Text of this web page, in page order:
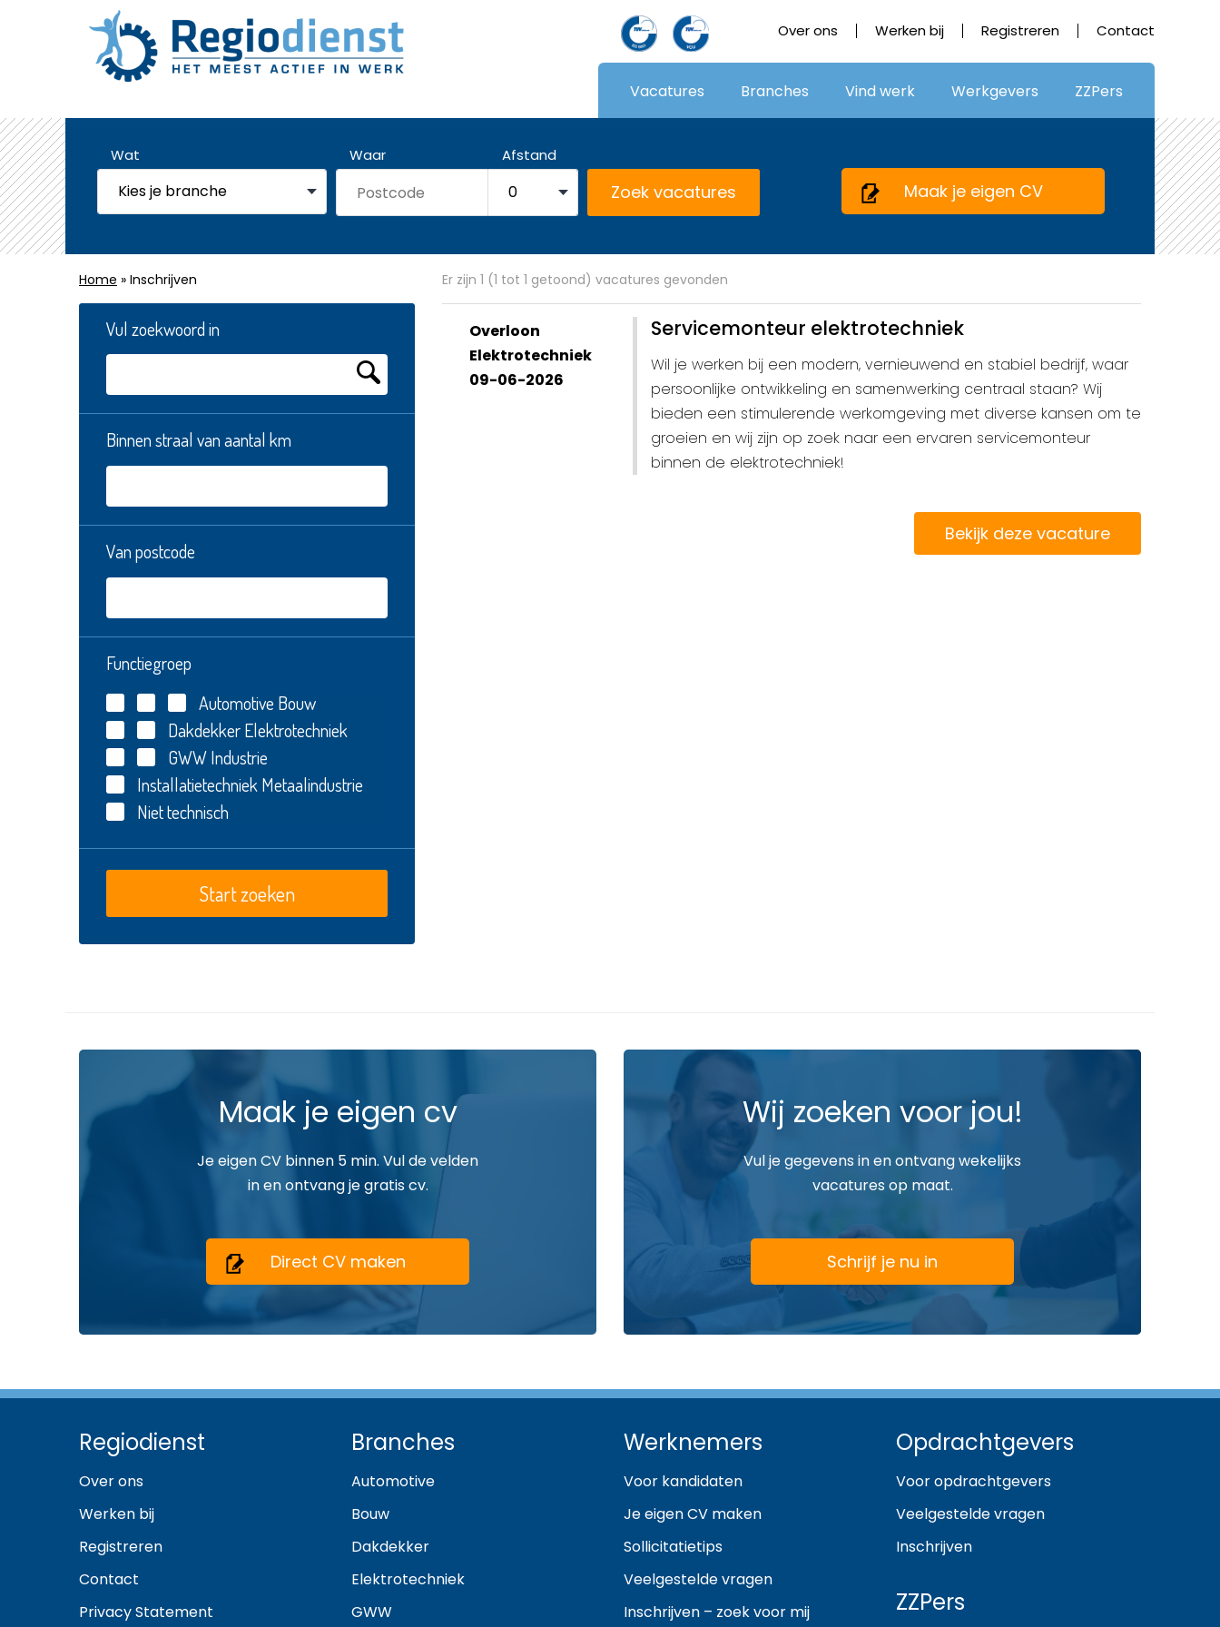
Over ons Werken bij Registreren Contact
Vacatures Branches Vind werk Werkgevers ZZPers
Wat Waar Afstand
Maak je eigen CV
Home » Inschrijven Er zijn 1 (1 tot 1 getoond) vacatures gevonden
Vul zoekwoord in
Binnen straal van aantal km
Van postcode
Functiegroep
Automotive Bouw
DakdekkerElektrotechniek
GWWIndustrie
Installatietechniek Metaalindustrie
Niet technisch
Overloon
Elektrotechniek
09-06-2026
Servicemonteur elektrotechniek
Wil je werken bij een modern, vernieuwend en stabiel bedrijf, waar
persoonlijke ontwikkeling en samenwerking centraal staan? Wij
bieden een stimulerende werkomgeving met diverse kansen om te
groeien en wij zijn op zoek naar een ervaren servicemonteur
binnen de elektrotechniek!
Bekijk deze vacature
Maak je eigen cv
Je eigen CV binnen 5 min. Vul de velden
in en ontvang je gratis cv.
Direct CV maken
Wij zoeken voor jou!
Vul je gegevens in en ontvang wekelijks
vacatures op maat.
Schrijf je nu in
Regiodienst
Over ons
Werken bij
Registreren
Contact
Privacy Statement
Branches
Automotive
Bouw
Dakdekker
Elektrotechniek
GWW
Werknemers
Voor kandidaten
Je eigen CV maken
Sollicitatietips
Veelgestelde vragen
Inschrijven – zoek voor mij
Opdrachtgevers
Voor opdrachtgevers
Veelgestelde vragen
Inschrijven
ZZPers